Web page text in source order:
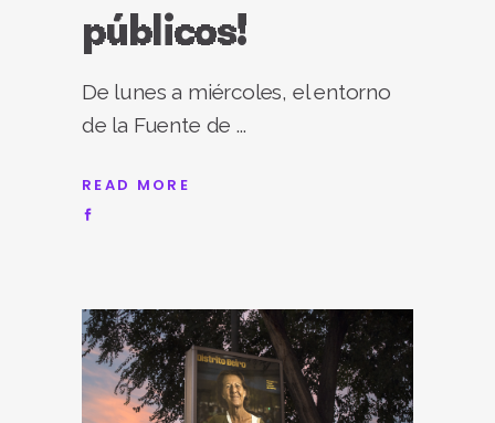
públicos!
De lunes a miércoles, el entorno
de la Fuente de
READ MORE